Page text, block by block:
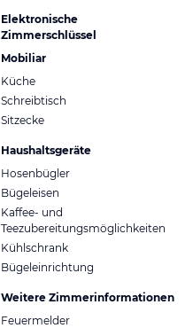
Elektronische
Zimmerschlüssel
Mobiliar
Küche
Schreibtisch
Sitzecke
Haushaltsgeräte
Hosenbügler
Bügeleisen
Kaffee- und
Teezubereitungsmöglichkeiten
Kühlschrank
Bügeleinrichtung
Weitere Zimmerinformationen
Feuermelder